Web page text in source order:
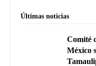
Últimas noticias
Comité
México